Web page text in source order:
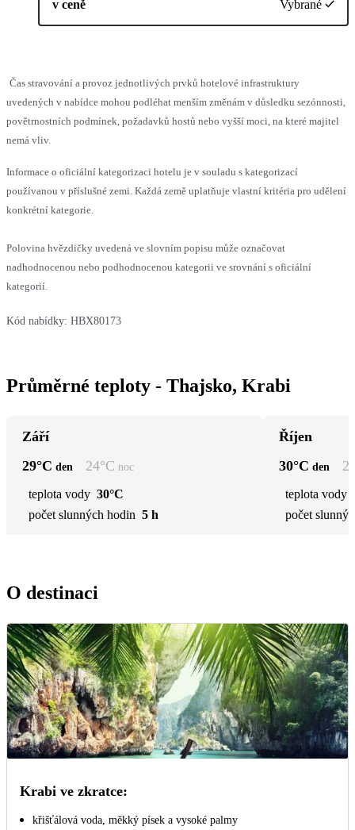
v ceně Vybrané
Čas stravování a provoz jednotlivých prvků hotelové infrastruktury
uvedených v nabídce mohou podléhat menším změnám v důsledku sezónnosti,
povětrnostních podmínek, požadavků hostů nebo vyšší moci, na které majitel
nemá vliv.
Informace o oficiální kategorizaci hotelu je v souladu s kategorizací
používanou v příslušné zemi. Každá země uplatňuje vlastní kritéria pro udělení
konkrétní kategorie.
Polovina hvězdičky uvedená ve slovním popisu může označovat
nadhodnocenou nebo podhodnocenou kategorii ve srovnání s oficiální
kategorií.
Kód nabídky: HBX80173
Průměrné teploty - Thajsko, Krabi
Září
29°C den 24°C noc
teplota vody 30°C
počet slunných hodin 5 h
Říjen
30°C den
teplota vody
počet
O destinaci
Krabi ve zkratce:
křišťálová voda, měkký písek a vysoké palmy